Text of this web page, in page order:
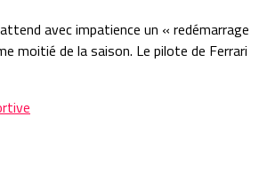
avec impatience un « redémarrage
moitié de la saison. Le pilote de Ferrari